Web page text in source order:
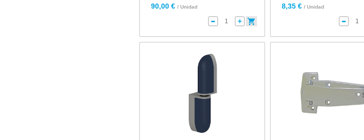
90,00 € / Unidad 8,35 € / Unidad